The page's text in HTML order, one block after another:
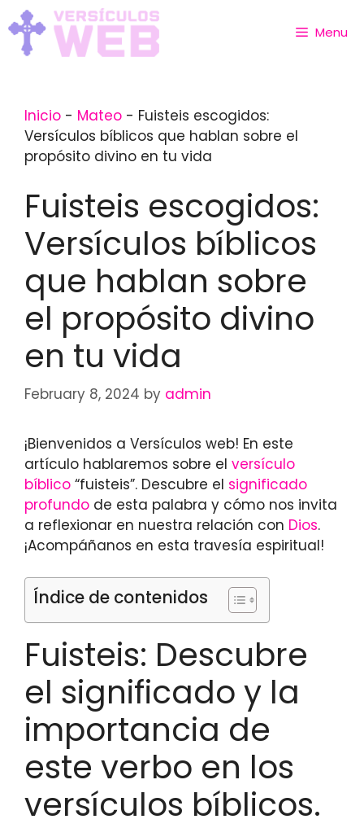
Skip
to
content
Menu
Inicio - Mateo - Fuisteis escogidos:
Versículos bíblicos que hablan sobre el
propósito divino en tu vida
Fuisteis escogidos:
Versículos bíblicos
que hablan sobre
el propósito divino
en tu vida
February 8, 2024 by admin
¡Bienvenidos a Versículos web! En este
artículo hablaremos sobre el versículo
bíblico “fuisteis”. Descubre el significado
profundo de esta palabra y cómo nos invita
a reflexionar en nuestra relación con Dios.
¡Acompáñanos en esta travesía espiritual!
Índice de contenidos
Fuisteis: Descubre
el significado y la
importancia de
este verbo en los
versículos bíblicos.